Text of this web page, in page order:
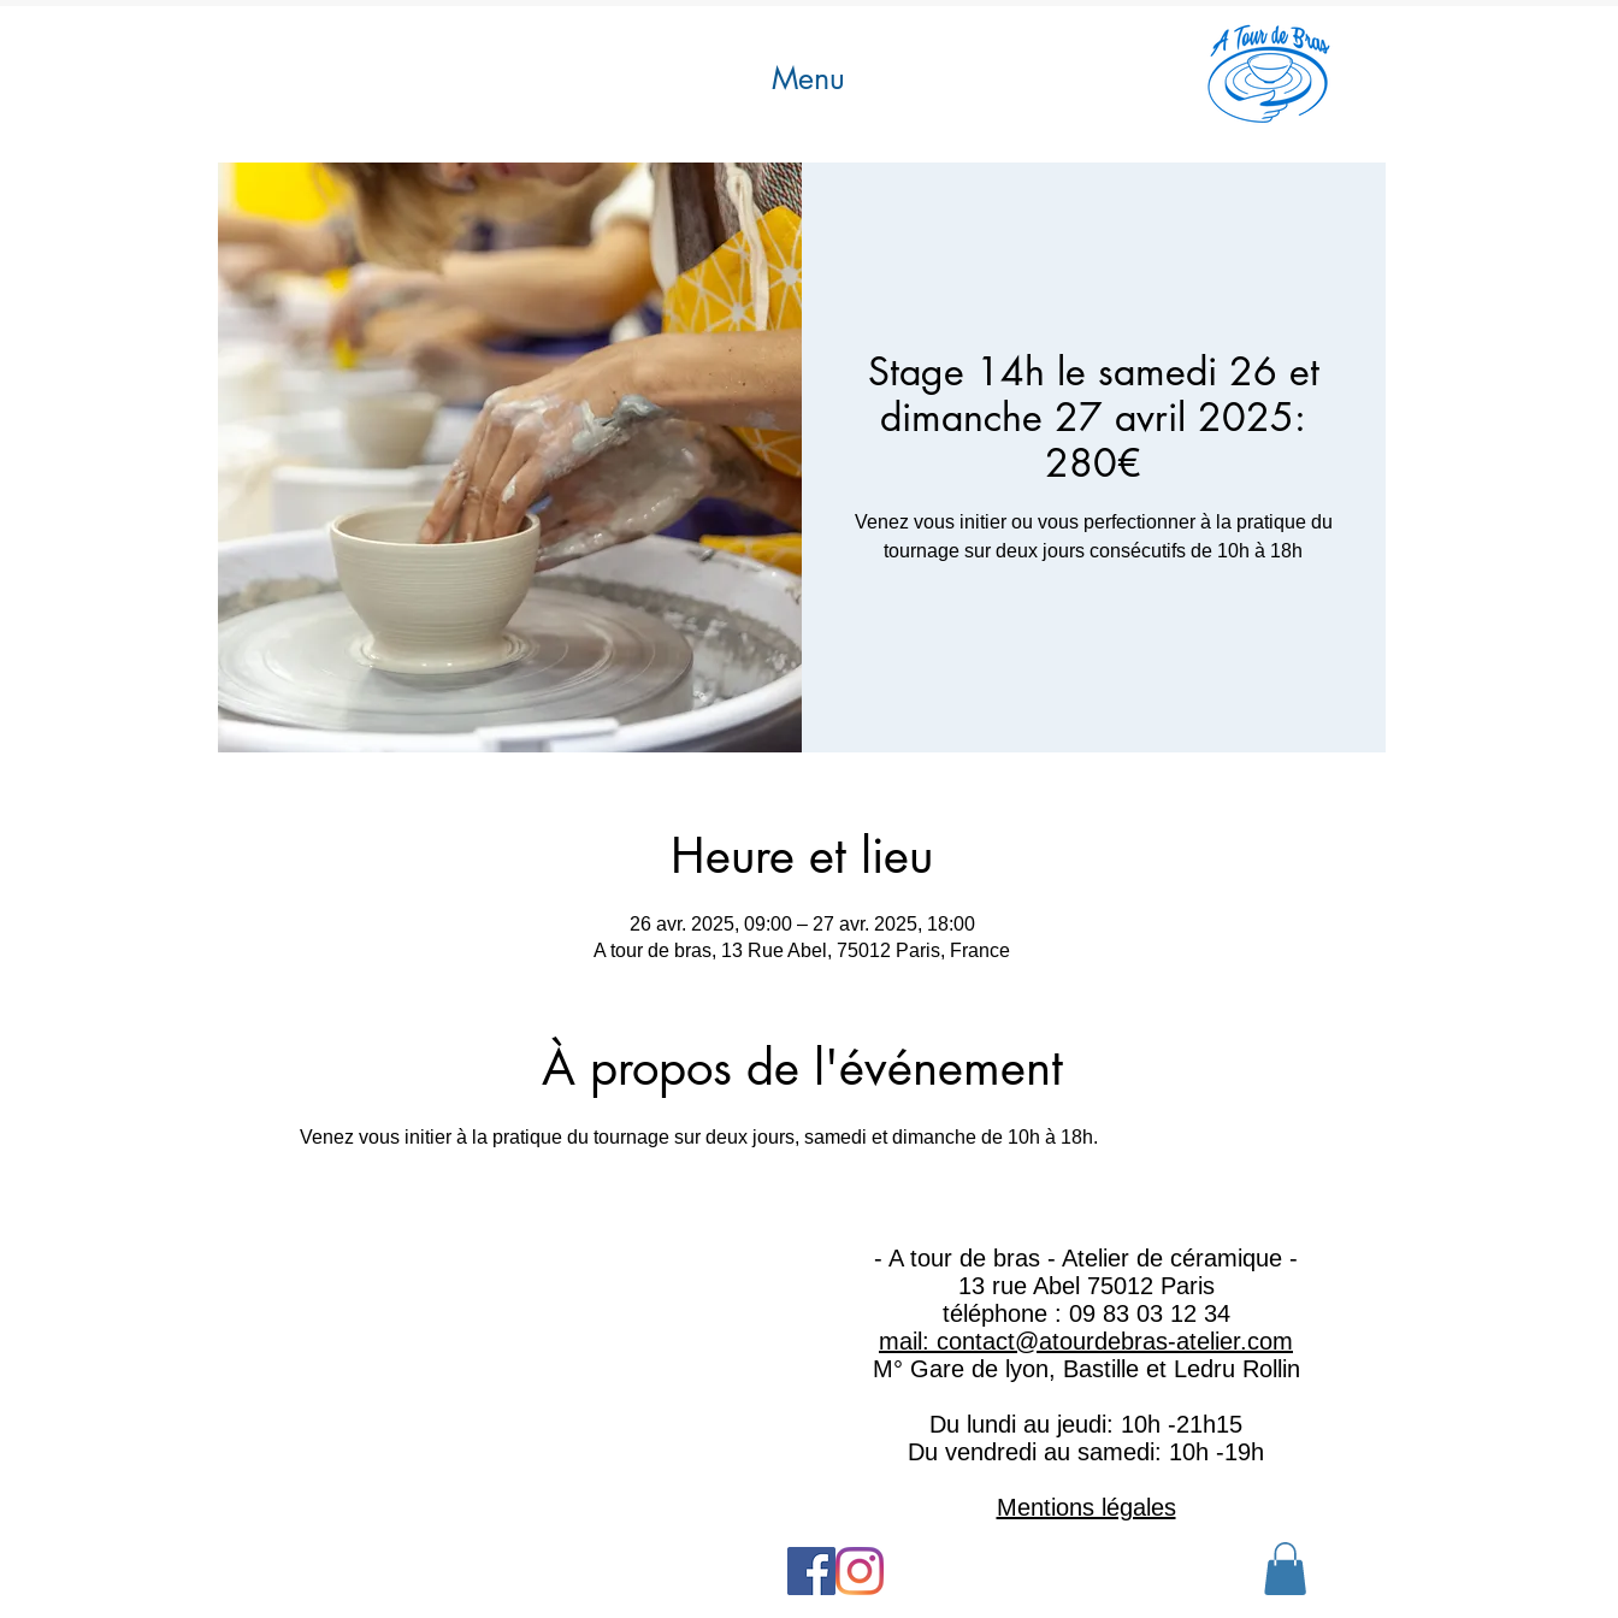
Menu
Stage 14h le samedi 26 et
dimanche 27 avril 2025:
280€
Venez vous initier ou vous perfectionner à la pratique du
tournage sur deux jours consécutifs de 10h à 18h
Heure et lieu
26 avr. 2025, 09:00 – 27 avr. 2025, 18:00
A tour de bras, 13 Rue Abel, 75012 Paris, France
À propos de l'événement
Venez vous initier à la pratique du tournage sur deux jours, samedi et dimanche de 10h à 18h.
- A tour de bras - Atelier de céramique -
13 rue Abel 75012 Paris
téléphone : 09 83 03 12 34
mail: contact@atourdebras-atelier.com​
M° Gare de lyon, Bastille et Ledru Rollin
Du lundi au jeudi: 10h -21h15
Du vendredi au samedi: 10h -19h
Mentions légales